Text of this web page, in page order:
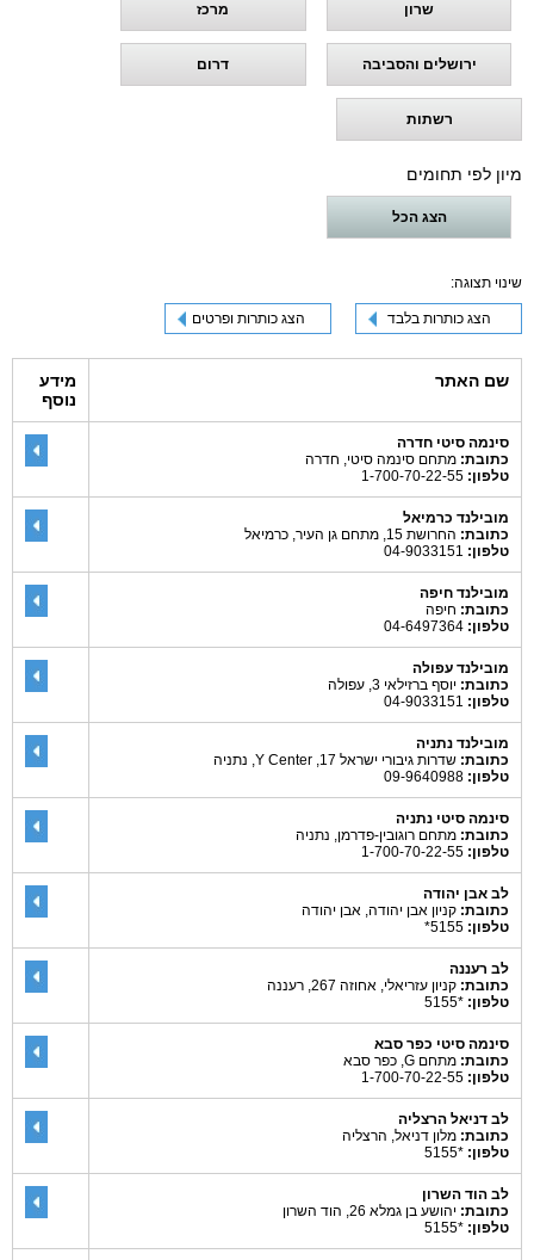
שרון מרכז
ירושלים והסביבה דרום
רשתות
מיון לפי תחומים
הצג הכל
שינוי תצוגה:
הצג כותרות בלבד הצג כותרות ופרטים
שם האתר
מידע
נוסף
סינמה סיטי חדרה
כתובת: מתחם סינמה סיטי, חדרה
טלפון:
מובילנד כרמיאל
כתובת: החרושת 15, מתחם גן העיר, כרמיאל
טלפון:
מובילנד חיפה
כתובת: חיפה
טלפון:
מובילנד עפולה
כתובת: יוסף ברזילאי 3, עפולה
טלפון:
מובילנד נתניה
כתובת: שדרות גיבורי ישראל 17, Y Center, נתניה
טלפון:
סינמה סיטי נתניה
כתובת: מתחם רוגובין-פדרמן, נתניה
טלפון:
לב אבן יהודה
כתובת: קניון אבן יהודה, אבן יהודה
טלפון:
לב רעננה
כתובת: קניון עזריאלי, אחוזה 267, רעננה
טלפון: *5155
סינמה סיטי כפר סבא
כתובת: מתחם G, כפר סבא
טלפון:
לב דניאל הרצליה
כתובת: מלון דניאל, הרצליה
טלפון: *5155
לב הוד השרון
כתובת: יהושע בן גמלא 26, הוד השרון
טלפון: *5155